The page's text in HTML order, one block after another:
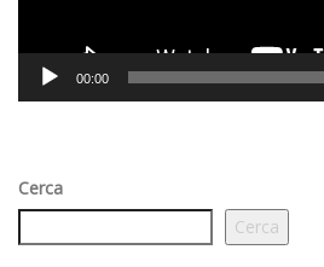
00:00
Cerca
Cerca